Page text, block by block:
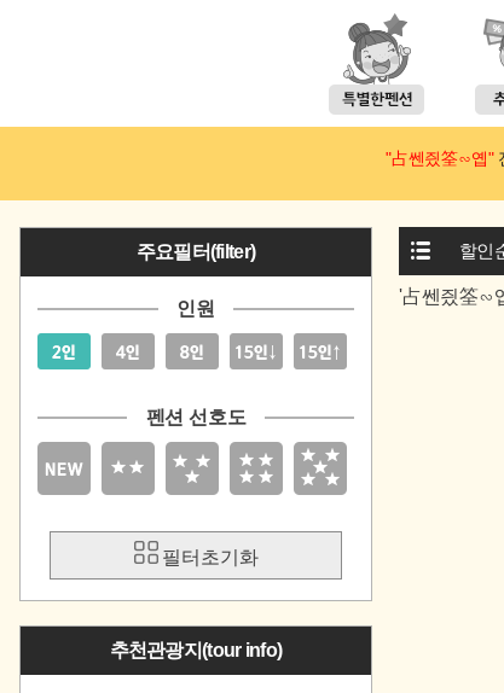
"占쎈즸筌∽옙"
주요필터(filter)
인원
펜션 선호도
필터초기화
추천관광지(tour info)
할인
'占쎈즸筌∽